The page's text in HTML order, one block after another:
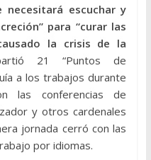
necesitará escuchar y
para “curar las
la crisis de la
21 “Puntos de
a los trabajos durante
las conferencias de
y otros cardenales
jornada cerró con las
por idiomas.